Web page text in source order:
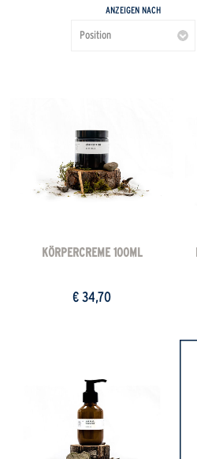
ANZEIGEN NACH
KÖRPERCREME 100ML
€ 34,70